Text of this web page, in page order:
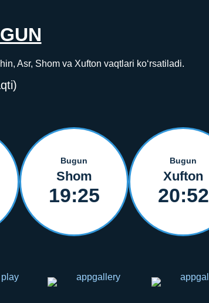
Asr, Shom va Xufton vaqtlari ko‘rsatiladi.
Bugun
Shom
19:25
Bugun
Xufton
20:52